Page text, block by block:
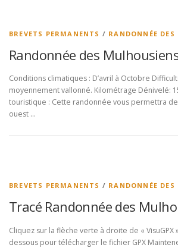
BREVETS PERMANENTS / RANDONNÉE
Randonnée des
Conditions climatiques : D’avril à Octobre
moyennement vallonné. Kilométrage Dénivelé:
touristique : Cette randonnée vous permettra
ouest …
BREVETS PERMANENTS / RANDONNÉE
Tracé Randonnée des
Cliquez sur la flèche verte à droite de « VisuGPX
dessous pour télécharger le fichier GPX